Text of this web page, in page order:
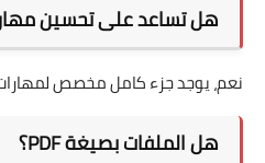
هل تساعد على تحسين
نعم، يوجد جزء كامل مخصص
هل الملفات بصيغة PDF؟